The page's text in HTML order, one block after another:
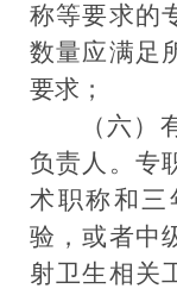
称等要求的
数量应满足
要求；
（六）
负责人。专
术职称和三
验，或者中
射卫生相关